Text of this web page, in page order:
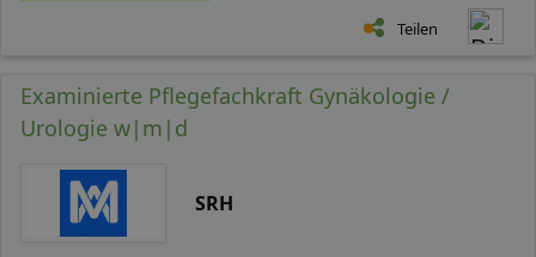
Teilen
Examinierte Pflegefachkraft Gynäkologie /
Urologie w|m|d
SRH